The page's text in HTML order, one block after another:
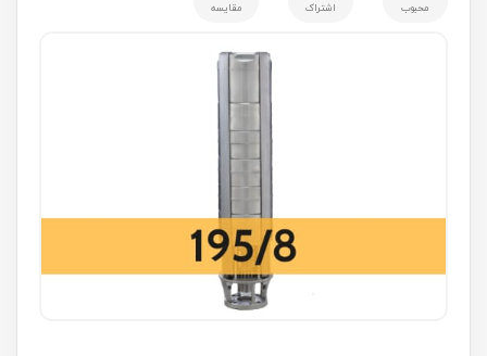
محبوب اشتراک مقایسه